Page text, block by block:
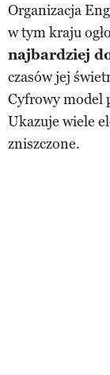
Organizacja
w tym kraju
najbardziej
czasów jej
Cyfrowy model
Ukazuje wiele
zniszczone.